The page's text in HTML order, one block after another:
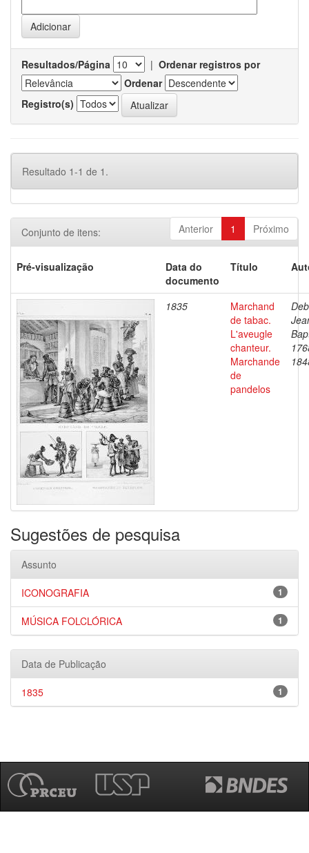
Resultados/Página | Ordenar registros por
Ordenar
Registro(s)
Resultado 1-1 de 1.
Anterior 1 Próximo
Conjunto de itens:
Pré-visualização
Data do
documento
Título
1835
Marchand
de tabac.
L'aveugle
chanteur.
Marchande
de
pandelos
Sugestões de pesquisa
Assunto
1
ICONOGRAFIA
1
MÚSICA FOLCLÓRICA
Data de Publicação
1
1835